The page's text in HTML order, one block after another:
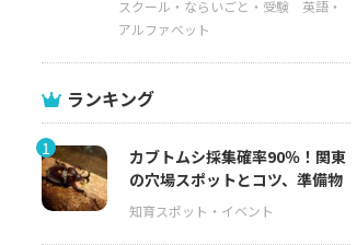
スクール・ならいごと・受験
英語・
アルファベット
ランキング
1
カブトムシ採集確率90％！関東
の穴場スポットとコツ、準備物